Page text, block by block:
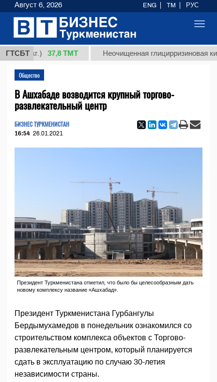
ГТСБТ
(кг.) 37,8 ТМТ Неочищенная глицирризиновая кислота
Общество
В Ашхабаде возводится крупный торгово-
развлекательный центр
БИЗНЕС ТУРКМЕНИСТАН
16:54 26.01.2021
Президент Туркменистана отметил, что было бы целесообразным дать
новому комплексу название «Ашхабад».
Президент Туркменистана Гурбангулы
Бердымухамедов в понедельник ознакомился со
строительством комплекса объектов с Торгово-
развлекательным центром, который планируется
сдать в эксплуатацию по случаю 30-летия
независимости страны.
Август 6, 2026 ENG TM РУС